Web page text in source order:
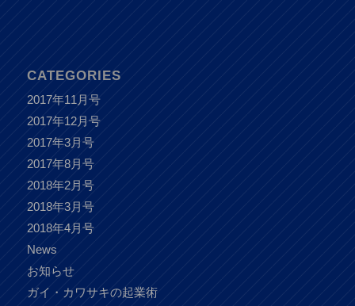
CATEGORIES
2017年11月号
2017年12月号
2017年3月号
2017年8月号
2018年2月号
2018年3月号
2018年4月号
News
お知らせ
ガイ・カワサキの起業術